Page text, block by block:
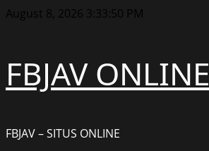
Skip
August 8, 2026 3:33:50 PM
FBJAV ONLINE
FBJAV – SITUS ONLINE